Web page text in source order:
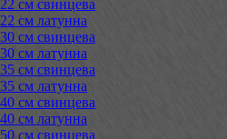
22 см свинцева
22 см латунна
30 см свинцева
30 см латунна
35 см свинцева
35 см латунна
40 см свинцева
40 см латунна
50 см свинцева